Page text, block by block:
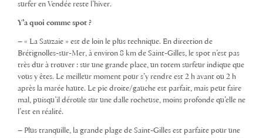
surfer en Vendée reste l’hiver.
Y’a quoi comme spot ?
– « La Sauzaie » est de loin le plus technique. En direction de
Brétignolles-sur-Mer, à environ 8 km de Saint-Gilles, le spot n’est pas
très dur à trouver : sur une grande place, un totem surfeur indique que
vous y êtes. Le meilleur moment pour s’y rendre est 2 h avant ou 2 h
après la marée haute. Le pic droite/gauche est parfait, mais peut faire
mal, puisqu’il déroule sur une dalle rocheuse, moins profonde qu’elle ne
l’est en réalité.
– Plus tranquille, la grande plage de Saint-Gilles est parfaite pour une